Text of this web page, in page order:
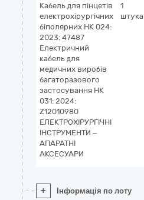
Кабель для пінцетів
електрохірургічних
біполярних НК 024:
2023: 47487
Електричний
кабель для
медичних виробів
багаторазового
застосування НК
031: 2024:
Z12010980
ЕЛЕКТРОХІРУРГІЧНІ
ІНСТРУМЕНТИ –
АПАРАТНІ
АКСЕСУАРИ
1
штука
+ Інформація по лоту